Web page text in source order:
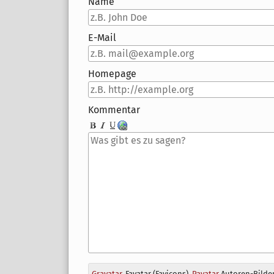
E-Mail
Homepage
Kommentar
Antwort